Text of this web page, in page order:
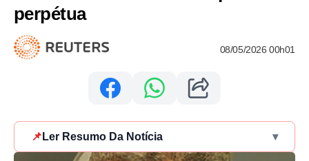
perpétua
08/05/2026 00h01
📌 Ler Resumo Da Notícia ▾